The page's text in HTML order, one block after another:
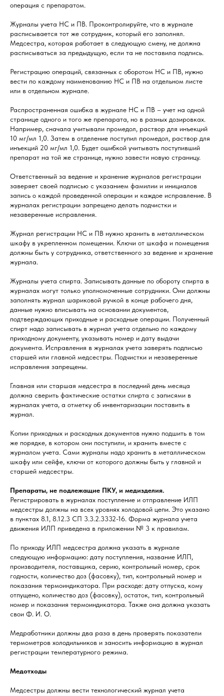
операция с препаратом.
Журналы учета НС и ПВ. Проконтролируйте, что в журнале
расписывается тот же сотрудник, который его заполнял.
Медсестра, которая работает в следующую смену, не должна
расписываться за предыдущую, если та не поставила подпись.
Регистрацию операций, связанных с оборотом НС и ПВ, нужно
вести по каждому наименованию НС и ПВ на отдельном листе
или в отдельном журнале.
Распространенная ошибка в журнале НС и ПВ – учет на одной
странице одного и того же препарата, но в разных дозировках.
Например, сначала учитывали промедол, раствор для инъекций
10 мг/мл 1,0. Затем в отделение поступил промедол, раствор для
инъекций 20 мг/мл 1,0. Будет ошибкой учитывать поступивший
препарат на той же странице, нужно завести новую страницу.
Ответственный за ведение и хранение журналов регистрации
заверяет своей подписью с указанием фамилии и инициалов
запись о каждой проведенной операции и каждое исправление. В
журналах регистрации запрещено делать подчистки и
незаверенные исправления.
Журнал регистрации НС и ПВ нужно хранить в металлическом
шкафу в укрепленном помещении. Ключи от шкафа и помещения
должны быть у сотрудника, ответственного за ведение и хранение
журнала.
Журналы учета спирта. Записывать данные по обороту спирта в
журналах могут только уполномоченные сотрудники. Они должны
заполнять журнал шариковой ручкой в конце рабочего дня,
данные нужно вписывать на основании документов,
подтверждающих приходные и расходные операции. Полученный
спирт надо записывать в журнал учета отдельно по каждому
приходному документу, указывать номер и дату выдачи
документа. Исправления в журналах учета заверять подписью
старшей или главной медсестры. Подчистки и незаверенные
исправления запрещены.
Главная или старшая медсестра в последний день месяца
должна сверить фактические остатки спирта с записями в
журналах учета, а отметку об инвентаризации поставить в
журнал.
Копии приходных и расходных документов нужно подшить в том
же порядке, в котором они поступили, и хранить вместе с
журналом учета. Сами журналы надо хранить в металлическом
шкафу или сейфе, ключи от которого должны быть у главной и
старшей медсестры.
Препараты, не подлежащие ПКУ, и медизделия.
Регистрировать в журналах поступление и отправление ИЛП
медсестры должны на всех уровнях холодовой цепи. Это указано
в пунктах 8.1, 8.12.3 СП 3.3.2.3332-16. Форма журнала учета
движения ИЛП приведена в приложении № 3 к правилам.
По приходу ИЛП медсестра должна указать в журнале
следующую информацию: дату поступления, название ИЛП,
производителя, поставщика, серию, контрольный номер, срок
годности, количество доз (фасовку), тип, контрольный номер и
показания термоиндикатора. При расходе: дату отпуска, кому
отпущено, количество доз (фасовку), остаток, тип, контрольный
номер и показания термоиндикатора. Также она должна указать
свои Ф. И. О.
Медработники должны два раза в день проверять показатели
термометров холодильников и заносить информацию в журнал
регистрации температурного режима.
Медотходы
Медсестры должны вести технологический журнал учета